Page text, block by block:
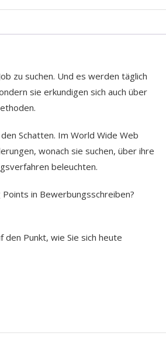
zu suchen. Und es werden täglich
sie erkundigen sich auch über
Schatten. Im World Wide Web
wonach sie suchen, über ihre
beleuchten.
in Bewerbungsschreiben?
Punkt, wie Sie sich heute